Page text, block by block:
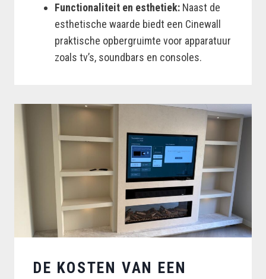
Functionaliteit en esthetiek: Naast de
esthetische waarde biedt een Cinewall
praktische opbergruimte voor apparatuur
zoals tv’s, soundbars en consoles.
DE KOSTEN VAN EEN